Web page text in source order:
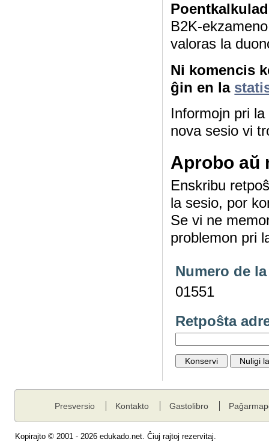
B2K-
valoras la
Ni komencis
ĝin en la
Informojn pri
nova sesio vi
Aprobo aŭ
Enskribu
la sesio, por
Se vi ne
problemon pri
Numero de
01551
Retpoŝta
Presversio Kontakto Gastolibro
Kopirajto © 2001 - 2026 edukado.net. Ĉiuj rajtoj rezervitaj.